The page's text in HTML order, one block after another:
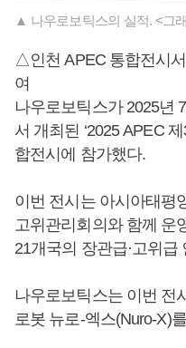
▲ 나우로보틱스의 실적. <그
△인천 APEC 통합전시서
여
나우로보틱스가 2025년
서 개최된 ‘2025 APEC
합전시에 참가했다.
이번 전시는 아시아태평
고위관리회의와 함께 운
21개국의 장관급·고위급
나우로보틱스는 이번 전
로봇 뉴로-엑스(Nuro-X)